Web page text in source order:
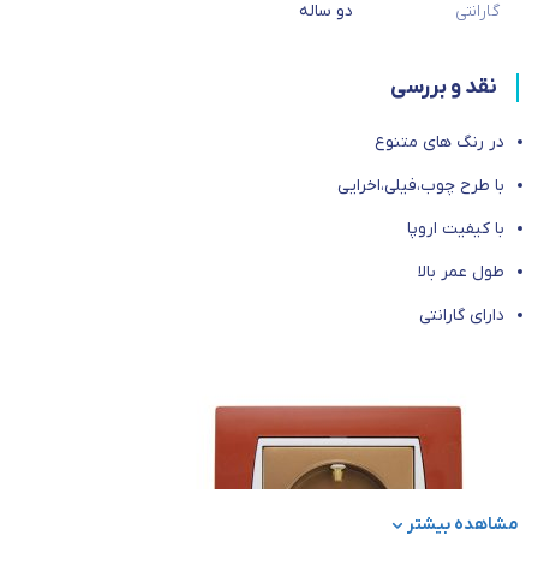
گارانتی
دو ساله
نقد و بررسی
در رنگ های متنوع
با طرح چوب،فیلی،اخرایی
با کیفیت اروپا
طول عمر بالا
دارای گارانتی
مشاهده بیشتر